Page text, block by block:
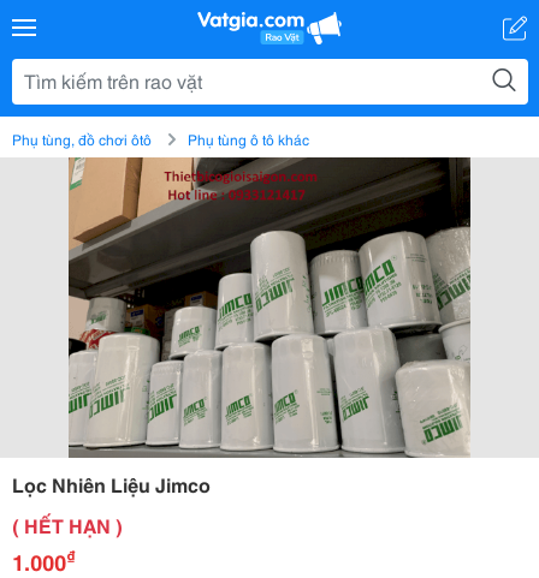
Phụ tùng, đồ chơi ôtô Phụ tùng ô tô khác
Lọc Nhiên Liệu Jimco
( HẾT HẠN )
1.000₫